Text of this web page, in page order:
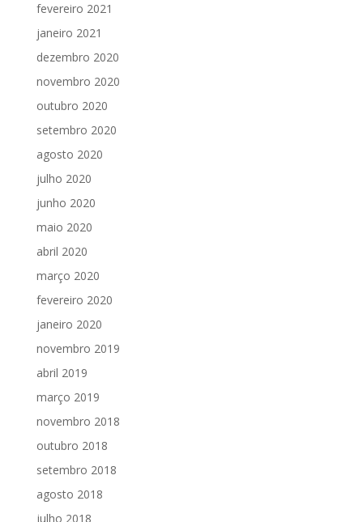
fevereiro 2021
janeiro 2021
dezembro 2020
novembro 2020
outubro 2020
setembro 2020
agosto 2020
julho 2020
junho 2020
maio 2020
abril 2020
março 2020
fevereiro 2020
janeiro 2020
novembro 2019
abril 2019
março 2019
novembro 2018
outubro 2018
setembro 2018
agosto 2018
julho 2018